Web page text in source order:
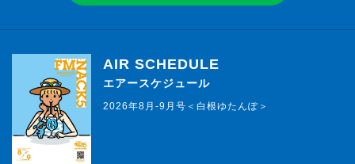
AIR SCHEDULE
エアースケジュール
2026年8月-9月号＜白根ゆたんぽ＞